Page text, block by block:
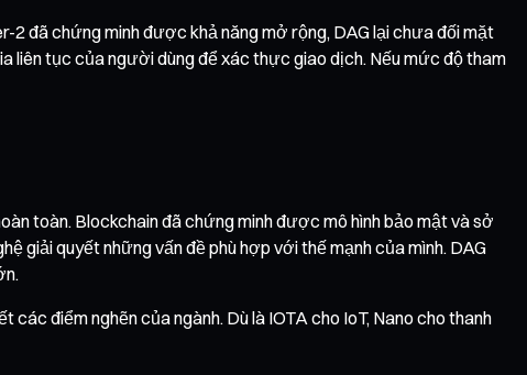
đã chứng minh được khả năng mở rộng, DAG lại chưa đối mặt
tục của người dùng để xác thực giao dịch. Nếu mức độ tham
toàn. Blockchain đã chứng minh được mô hình bảo mật và sở
giải quyết những vấn đề phù hợp với thế mạnh của mình. DAG
điểm nghẽn của ngành. Dù là IOTA cho IoT, Nano cho thanh